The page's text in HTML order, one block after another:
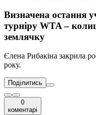
Визначена остання
турніру WTA –
землячку
Єлена Рибакіна закрила
року.
Поділитись
0
коментарі